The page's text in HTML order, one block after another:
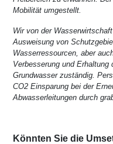
Mobilität umgestellt.
Wir von der
Ausweisung von
Wasserressourcen, aber
Verbesserung und
Grundwasser zuständig.
CO2 Einsparung bei der
Abwasserleitungen durch
Könnten Sie die